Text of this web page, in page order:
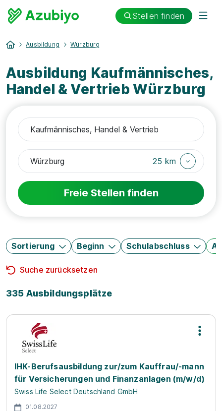
Stellen finden
Ausbildung Würzburg
Ausbildung Kaufmännisches,
Handel & Vertrieb Würzburg
25 km
Freie Stellen finden
Sortierung Beginn Schulabschluss
Suche zurücksetzen
335 Ausbildungsplätze
IHK-Berufsausbildung zur/zum Kauffrau/-mann
für Versicherungen und Finanzanlagen (m/w/d)
Swiss Life Select Deutschland GmbH
01.08.2027